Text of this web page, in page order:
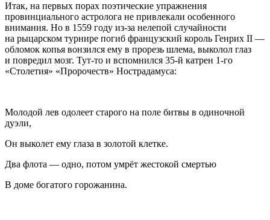
Итак, на первых порах поэтические упражнения
провинциального астролога не привлекали особенного
внимания. Но в 1559 году из-за нелепой случайности
на рыцарском турнире погиб французский король Генрих II —
обломок копья вонзился ему в прорезь шлема, выколол глаз
и повредил мозг. Тут-то и вспомнился 35-й катрен 1-го
«Столетия» «Пророчеств» Нострадамуса:
Молодой лев одолеет старого на поле битвы в одиночной
дуэли,
Он выколет ему глаза в золотой клетке.
Два флота — одно, потом умрёт жестокой смертью
В доме богатого горожанина.